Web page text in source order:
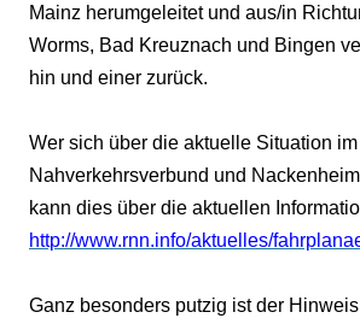
Mainz herumgeleitet und aus/in
Worms, Bad Kreuznach und Bingen
hin und einer zurück.
Wer sich über die aktuelle Situation
Nahverkehrsverbund und Nackenheim
kann dies über die aktuellen
http://www.rnn.info/aktuelles/
Ganz besonders putzig ist der